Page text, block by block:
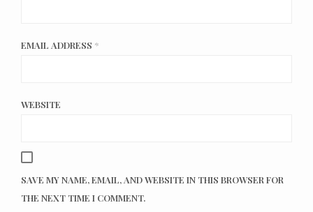
EMAIL ADDRESS *
WEBSITE
SAVE MY NAME, EMAIL, AND WEBSITE IN THIS BROWSER FOR
THE NEXT TIME I COMMENT.